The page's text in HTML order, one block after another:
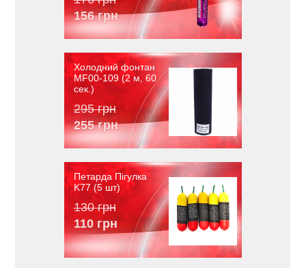
156 грн
Холодний фонтан
MF00-109 (2 м, 60
сек.)
295 грн
255 грн
Петарда Пігулка
K77 (5 шт)
130 грн
110 грн